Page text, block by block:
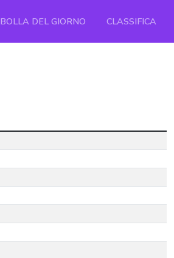
BOLLA DEL GIORNO CLASSIFICA